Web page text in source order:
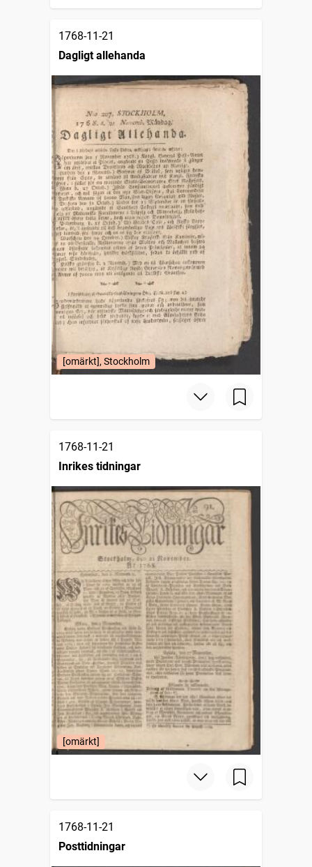
1768-11-21
Dagligt allehanda
[omärkt], Stockholm
1768-11-21
Inrikes tidningar
[omärkt]
1768-11-21
Posttidningar